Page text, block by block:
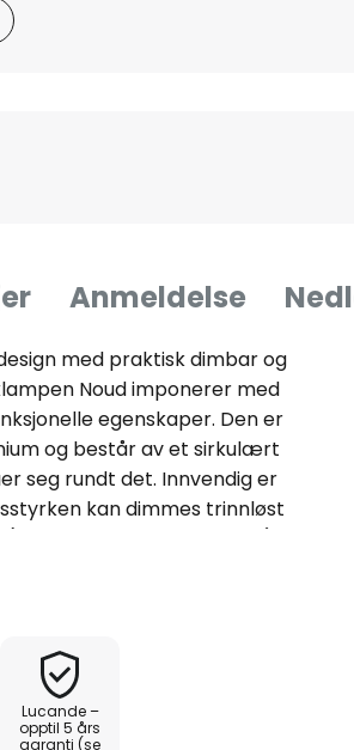
Anmeldelse
med praktisk dimbar og
Noud imponerer med
egenskaper. Den er
og består av et sirkulært
seg rundt det. Innvendig er
kan dimmes trinnløst
700 K, 4 000 K og 6 500 K)
element, men også til et
interiørbelysning. Den
godt på soverommet eller i
Noud kan enkelt
uten å overskygge resten
Lucande –
opptil 5 års
garanti (se